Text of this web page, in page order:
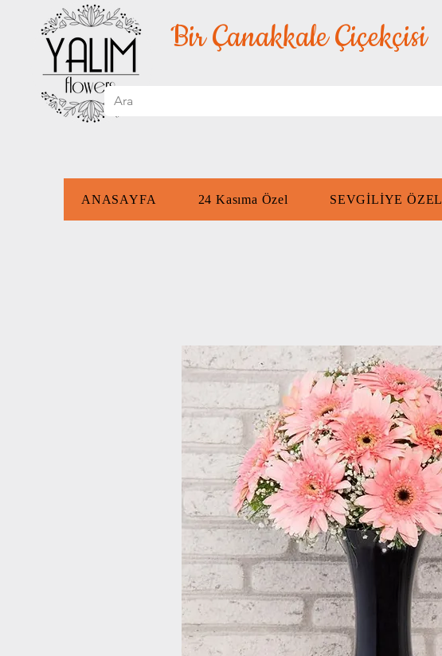
Bir Çanakkale Çiçekçisi
ANASAYFA 24 Kasıma Özel SEVGİLİYE ÖZEL